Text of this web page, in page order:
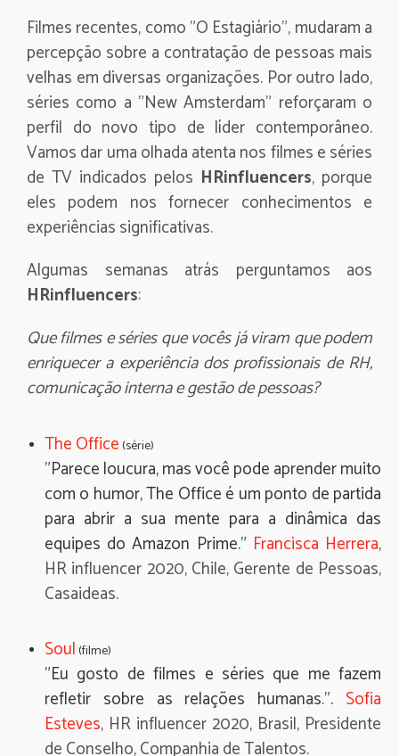
Filmes recentes, como "O Estagiário", mudaram a
percepção sobre a contratação de pessoas mais
velhas em diversas organizações. Por outro lado,
séries como a "New Amsterdam" reforçaram o
perfil do novo tipo de líder contemporâneo.
Vamos dar uma olhada atenta nos filmes e séries
de TV indicados pelos HRinfluencers, porque
eles podem nos fornecer conhecimentos e
experiências significativas.
Algumas semanas atrás perguntamos aos
HRinfluencers:
Que filmes e séries que vocês já viram que podem
enriquecer a experiência dos profissionais de RH,
comunicação interna e gestão de pessoas?
The Office(série)
"Parece loucura, mas você pode aprender muito
com o humor, The Office é um ponto de partida
para abrir a sua mente para a dinâmica das
equipes do Amazon Prime." Francisca Herrera,
HR influencer 2020, Chile, Gerente de Pessoas,
Casaideas.
Soul(filme)
"Eu gosto de filmes e séries que me fazem
refletir sobre as relações humanas.". Sofia
Esteves, HR influencer 2020, Brasil, Presidente
de Conselho, Companhia de Talentos.